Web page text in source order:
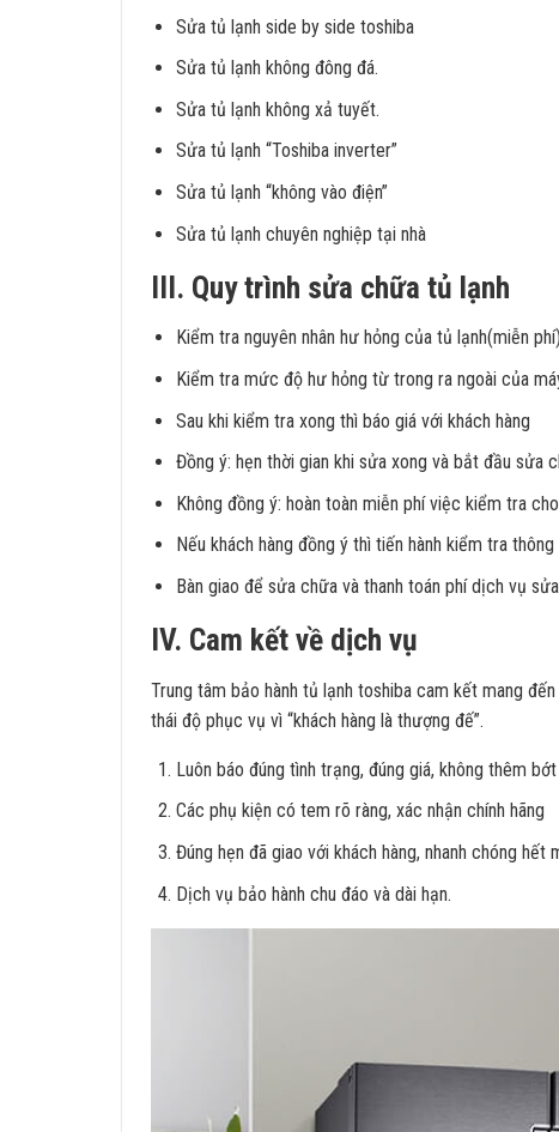
Sửa tủ lạnh side by side toshiba
Sửa tủ lạnh không đông đá.
Sửa tủ lạnh không xả tuyết.
Sửa tủ lạnh “Toshiba inverter”
Sửa tủ lạnh “không vào điện”
Sửa tủ lạnh chuyên nghiệp tại nhà
III. Quy trình sửa chữa tủ lạnh
Kiểm tra nguyên nhân hư hỏng của tủ lạnh(miễn
Kiểm tra mức độ hư hỏng từ trong ra ngoài của
Sau khi kiểm tra xong thì báo giá với khách hàng
Đồng ý: hẹn thời gian khi sửa xong và bắt đầu sửa
Không đồng ý: hoàn toàn miễn phí việc kiểm tra
Nếu khách hàng đồng ý thì tiến hành kiểm tra
Bàn giao để sửa chữa và thanh toán phí dịch vụ
IV. Cam kết về dịch vụ
Trung tâm bảo hành tủ lạnh toshiba cam kết mang
thái độ phục vụ vì “khách hàng là thượng đế”.
Luôn báo đúng tình trạng, đúng giá, không thêm
Các phụ kiện có tem rõ ràng, xác nhận chính hãng
Đúng hẹn đã giao với khách hàng, nhanh chóng hết
Dịch vụ bảo hành chu đáo và dài hạn.